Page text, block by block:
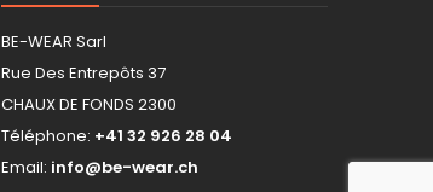
BE-WEAR Sarl
Rue Des Entrepôts 37
CHAUX DE FONDS 2300
Téléphone: +41 32 926 28 04
Email: info@be-wear.ch